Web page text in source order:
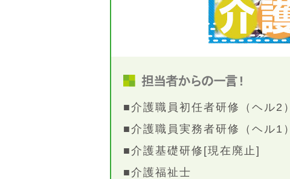
■介護職員初任者研修（ヘル2）
■介護職員実務者研修（ヘル1）
■介護基礎研修[現在廃止]
■介護福祉士